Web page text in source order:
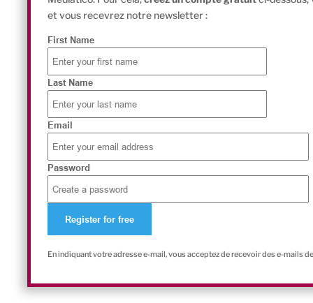
et vous recevrez notre newsletter :
First Name
Last Name
Email
Password
En indiquant votre adresse e-mail, vous acceptez de recevoir des e-mails